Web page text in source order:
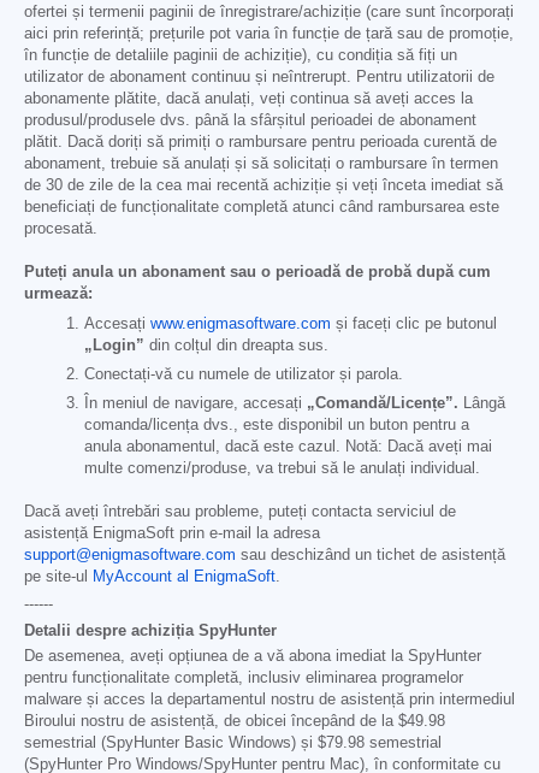
ofertei și termenii paginii de înregistrare/achiziție (care sunt încorporați
aici prin referință; prețurile pot varia în funcție de țară sau de promoție,
în funcție de detaliile paginii de achiziție), cu condiția să fiți un
utilizator de abonament continuu și neîntrerupt. Pentru utilizatorii de
abonamente plătite, dacă anulați, veți continua să aveți acces la
produsul/produsele dvs. până la sfârșitul perioadei de abonament
plătit. Dacă doriți să primiți o rambursare pentru perioada curentă de
abonament, trebuie să anulați și să solicitați o rambursare în termen
de 30 de zile de la cea mai recentă achiziție și veți înceta imediat să
beneficiați de funcționalitate completă atunci când rambursarea este
procesată.
Puteți anula un abonament sau o perioadă de probă după cum
urmează:
Accesați www.enigmasoftware.com și faceți clic pe butonul
„Login” din colțul din dreapta sus.
Conectați-vă cu numele de utilizator și parola.
În meniul de navigare, accesați „Comandă/Licențe”. Lângă
comanda/licența dvs., este disponibil un buton pentru a
anula abonamentul, dacă este cazul. Notă: Dacă aveți mai
multe comenzi/produse, va trebui să le anulați individual.
Dacă aveți întrebări sau probleme, puteți contacta serviciul de
asistență EnigmaSoft prin e-mail la adresa
support@enigmasoftware.com sau deschizând un tichet de asistență
pe site-ul
MyAccount al EnigmaSoft.
------
Detalii despre achiziția SpyHunter
De asemenea, aveți opțiunea de a vă abona imediat la SpyHunter
pentru funcționalitate completă, inclusiv eliminarea programelor
malware și acces la departamentul nostru de asistență prin intermediul
Biroului nostru de asistență, de obicei începând de la $49.98
semestrial (SpyHunter Basic Windows) și $79.98 semestrial
(SpyHunter Pro Windows/SpyHunter pentru Mac), în conformitate cu